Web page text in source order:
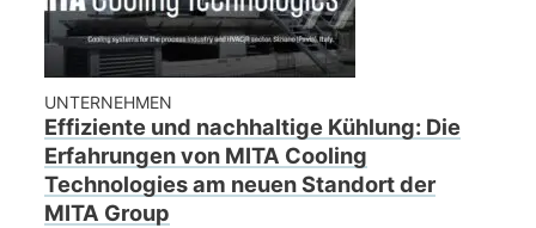
UNTERNEHMEN
Effiziente und nachhaltige Kühlung: Die
Erfahrungen von MITA Cooling
Technologies am neuen Standort der
MITA Group